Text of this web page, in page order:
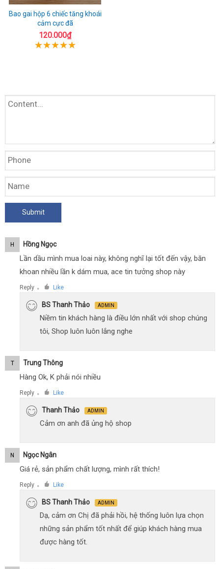
Bao gai hộp 6 chiếc tăng khoái
cảm cực đã
120.000₫
H Hồng Ngọc
Lần dầu mình mua loai này, không nghĩ lại tốt đến vậy, băn
khoan nhiều lần k dám mua, ace tin tưởng shop này
Reply ● Like
BS Thanh Thảo ADMIN
Niềm tin khách hàng là điều lớn nhất với shop chúng
tôi, Shop luôn luôn lắng nghe
T Trung Thông
Hàng Ok, K phải nói nhiều
Reply ● Like
Thanh Thảo ADMIN
Cảm ơn anh đã ủng hộ shop
N Ngọc Ngân
Giá rẻ, sản phẩm chất lượng, mình rất thích!
Reply ● Like
BS Thanh Thảo ADMIN
Dạ, cảm ơn Chị đã phải hồi, hệ thống luôn lựa chọn
những sản phẩm tốt nhất để giúp khách hàng mua
được hàng tốt.